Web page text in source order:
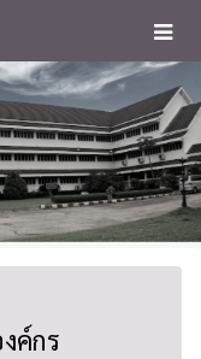
ค์กร